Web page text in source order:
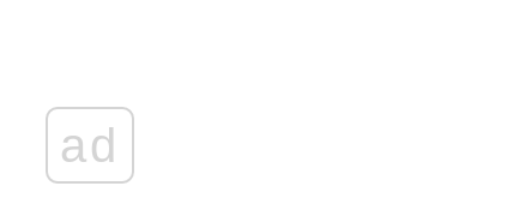
ad